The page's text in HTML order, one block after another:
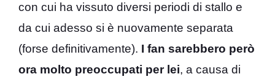
con cui ha vissuto diversi periodi di stallo e
da cui adesso si è nuovamente separata
(forse definitivamente). I fan sarebbero però
ora molto preoccupati per lei, a causa di